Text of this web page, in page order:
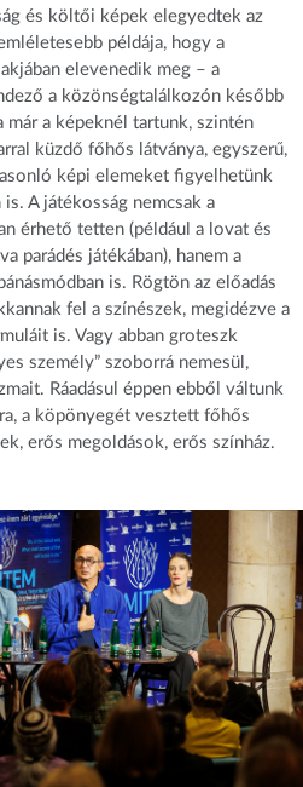
és költői képek elegyedtek az
példája, hogy a
elevenedik meg – a
a közönségtalálkozón később
a képeknél tartunk, szintén
küzdő főhős látványa, egyszerű,
képi elemeket figyelhetünk
A játékosság nemcsak a
érhető tetten (például a lovat és
parádés játékában), hanem a
is. Rögtön az előadás
fel a színészek, megidézve a
is. Vagy abban groteszk
személy” szoborrá nemesül,
Ráadásul éppen ebből váltunk
a köpönyegét vesztett főhős
erős megoldások, erős színház.